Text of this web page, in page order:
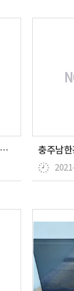
충주시장애인다사랑센터, 자립생활지원 참여 희망자 모집